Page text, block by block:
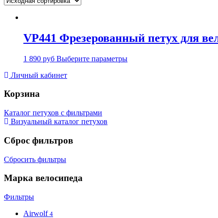
VP441 Фрезерованный петух для
1 890 руб Выберите параметры
Личный кабинет
Корзина
Каталог петухов с фильтрами
Визуальный каталог петухов
Сброс фильтров
Сбросить фильтры
Марка велосипеда
Фильтры
Airwolf 4